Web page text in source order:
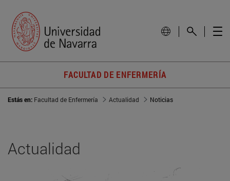
FACULTAD DE ENFERMERÍA
Estás en: Facultad de Enfermería Actualidad Noticias
Actualidad